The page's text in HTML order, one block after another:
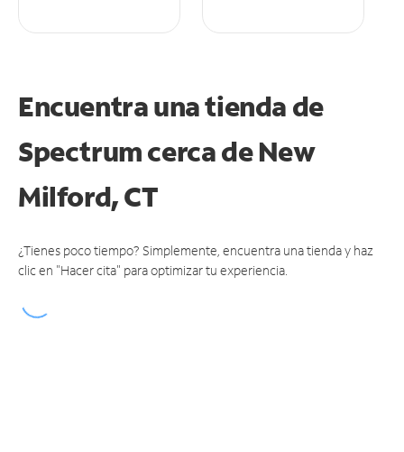
Encuentra una tienda de
Spectrumcerca de New
Milford, CT
¿Tienes poco tiempo? Simplemente, encuentra una tienda y haz
clic en "Hacer cita" para optimizar tu experiencia.